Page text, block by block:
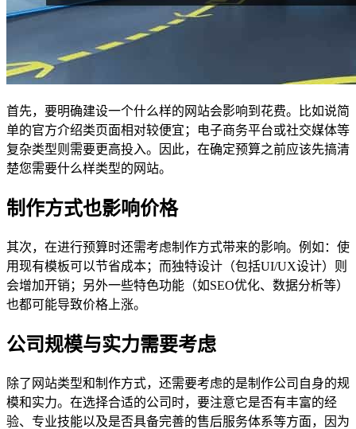
首先，要明确建设一个什么样的网站会影响到花费。比如说简
单的官方介绍类页面相对较便宜；电子商务平台或社交媒体等
复杂类型则需要更高投入。因此，在确定预算之前应该先搞清
楚您需要什么样类型的网站。
制作方式也影响价格
其次，在进行预算时还需考虑制作方式带来的影响。例如：使
用现有模板可以节省成本；而独特设计（包括UI/UX设计）则
会增加开销；另外一些特色功能（如SEO优化、数据分析等）
也都可能导致价格上涨。
公司规模与实力需要考虑
除了网站类型和制作方式，还需要考虑的是制作公司自身的规
模和实力。在选择合适的公司时，要注意它是否有丰富的经
验、专业技能以及是否具备完善的售后服务体系等方面，因为